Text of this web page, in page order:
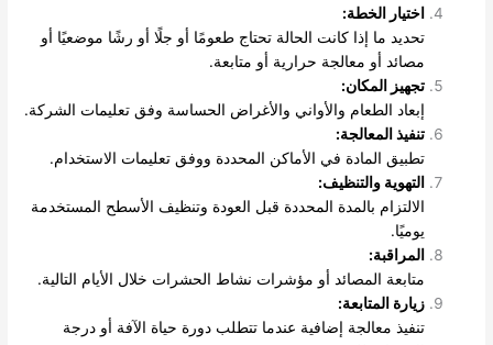
اختيار الخطة:
تحديد ما إذا كانت الحالة تحتاج طعومًا أو جلًا أو رشًا موضعيًا أو
مصائد أو معالجة حرارية أو متابعة.
تجهيز المكان:
إبعاد الطعام والأواني والأغراض الحساسة وفق تعليمات الشركة.
تنفيذ المعالجة:
تطبيق المادة في الأماكن المحددة ووفق تعليمات الاستخدام.
التهوية والتنظيف:
الالتزام بالمدة المحددة قبل العودة وتنظيف الأسطح المستخدمة
يوميًا.
المراقبة:
متابعة المصائد أو مؤشرات نشاط الحشرات خلال الأيام التالية.
زيارة المتابعة:
تنفيذ معالجة إضافية عندما تتطلب دورة حياة الآفة أو درجة